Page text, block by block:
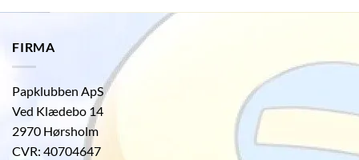
FIRMA
Papklubben ApS
Ved Klædebo 14
2970 Hørsholm
CVR: 40704647